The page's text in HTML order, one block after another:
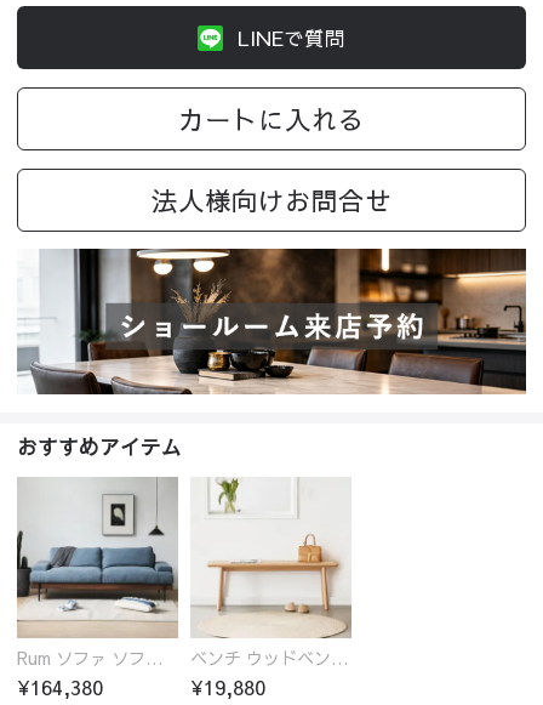
LINEで質問
カートに入れる
法人様向けお問合せ
おすすめアイテム
Rum ソファ ソファー おしゃれ 1人掛け～4人掛け ウォールナットorオーク材フレーム 西海岸風 肘掛
¥164,380
ベンチ ウッドベンチ オーク ダイニングベンチ 2人掛け 二人掛け 長椅子 ウッド 玄関スツール オーク材 ラタン 椅子 アジアンテイスト おしゃれ チェア いす イス 北欧
¥19,880